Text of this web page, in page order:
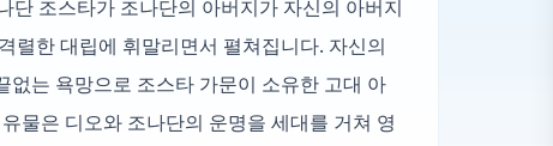
단 조스타가 조나단의 아버지가 자신의 아버지
렬한 대립에 휘말리면서 펼쳐집니다. 자신의
는 욕망으로 조스타 가문이 소유한 고대 아
물은 디오와 조나단의 운명을 세대를 거쳐 영